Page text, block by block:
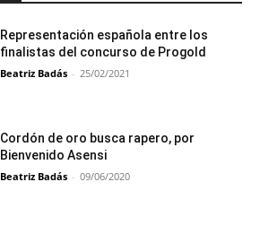
Representación española entre los
finalistas del concurso de Progold
Beatriz Badás - 25/02/2021
Cordón de oro busca rapero, por
Bienvenido Asensi
Beatriz Badás - 09/06/2020